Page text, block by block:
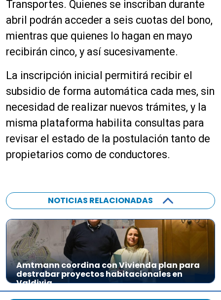
Transportes. Quienes se inscriban durante
abril podrán acceder a seis cuotas del bono,
mientras que quienes lo hagan en mayo
recibirán cinco, y así sucesivamente.
La inscripción inicial permitirá recibir el
subsidio de forma automática cada mes, sin
necesidad de realizar nuevos trámites, y la
misma plataforma habilita consultas para
revisar el estado de la postulación tanto de
propietarios como de conductores.
NOTICIAS RELACIONADAS
Amtmann coordina con Vivienda plan para
destrabar proyectos habitacionales en
Valdivia